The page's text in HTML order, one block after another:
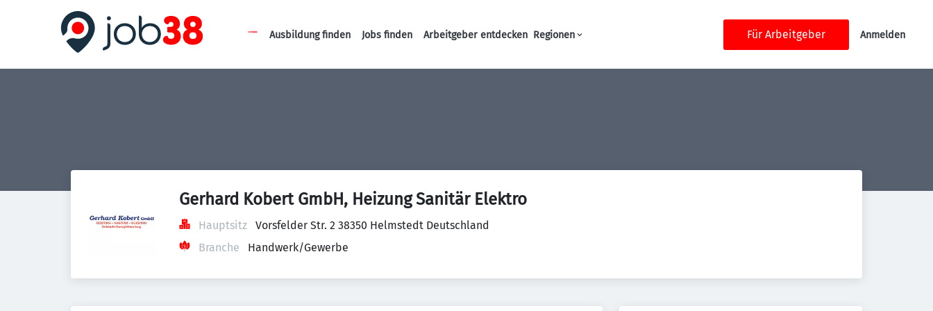
Haupt-Navigation
Ausbildung finden Jobs finden Arbeitgeber entdecken Regionen Für Arbeitgeber Anmelden
Gerhard Kobert GmbH, Heizung Sanitär Elektro
Hauptsitz
Vorsfelder Str. 2 38350 Helmstedt Deutschland
Branche
Handwerk/Gewerbe